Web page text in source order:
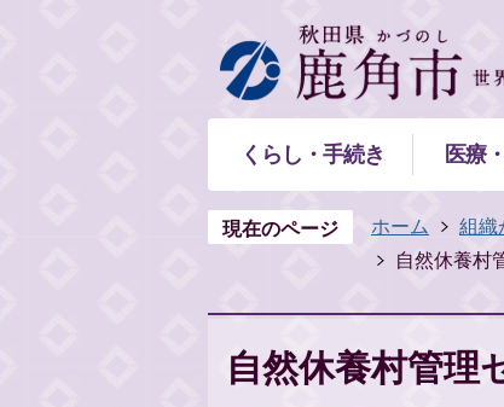
くらし・手続き 医療
現在のページ ホーム 組織
自然休養村
自然休養村管理